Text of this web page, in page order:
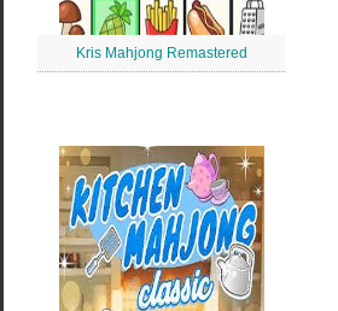
Kris Mahjong Remastered